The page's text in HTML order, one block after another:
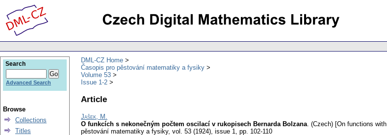
DML-CZ Home
Časopis pro pěstování matematiky a fysiky
Volume 53
Issue 1-2
Article
Jašek, M.
O funkcích s nekonečným počtem oscilací v rukopisech Bernarda Bolzana. (Czech) [On functions
pěstování matematiky a fysiky, vol. 53 (1924), issue 1, pp. 102-110
Search
Advanced Search
Browse
Collections
Titles